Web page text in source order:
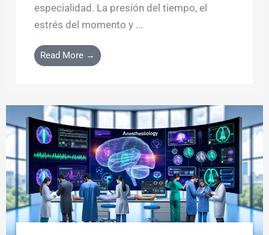
especialidad. La presión del tiempo, el
estrés del momento y ...
Read More →